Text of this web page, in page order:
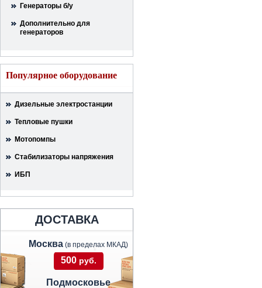
Генераторы б/у
Дополнительно для
генераторов
Популярное оборудование
Дизельные электростанции
Тепловые пушки
Мотопомпы
Стабилизаторы напряжения
ИБП
ДОСТАВКА
Москва (в пределах МКАД)
500 руб.
Подмосковье